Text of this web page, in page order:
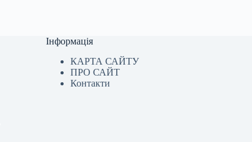
Інформація
КАРТА САЙТУ
ПРО САЙТ
Контакти